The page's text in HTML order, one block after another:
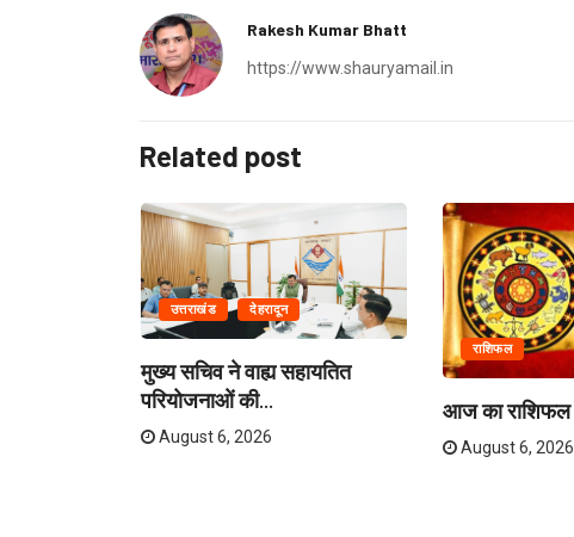
Rakesh Kumar Bhatt
https://www.shauryamail.in
Related post
उत्तराखंड देहरादून
मुख्य सचिव ने वाह्य सहायतित
परियोजनाओं की...
August 6, 2026
राशिफल
आज का राशिफल
August 6, 2026